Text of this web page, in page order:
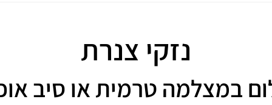
נזקי צנרת
במצלמה טרמית או סיב